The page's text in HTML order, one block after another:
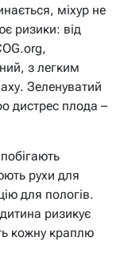
міхур не
ризики: від
з легким
Зеленуватий
дистрес плода –
рухи для
для пологів.
ризикує
кожну краплю